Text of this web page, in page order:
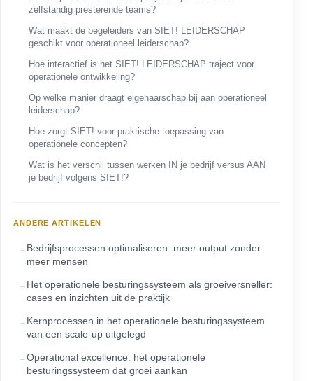
zelfstandig presterende teams?
Wat maakt de begeleiders van SIET! LEIDERSCHAP
geschikt voor operationeel leiderschap?
Hoe interactief is het SIET! LEIDERSCHAP traject voor
operationele ontwikkeling?
Op welke manier draagt eigenaarschap bij aan operationeel
leiderschap?
Hoe zorgt SIET! voor praktische toepassing van
operationele concepten?
Wat is het verschil tussen werken IN je bedrijf versus AAN
je bedrijf volgens SIET!?
ANDERE ARTIKELEN
Bedrijfsprocessen optimaliseren: meer output zonder
meer mensen
Het operationele besturingssysteem als groeiversneller:
cases en inzichten uit de praktijk
Kernprocessen in het operationele besturingssysteem
van een scale-up uitgelegd
Operational excellence: het operationele
besturingssysteem dat groei aankan